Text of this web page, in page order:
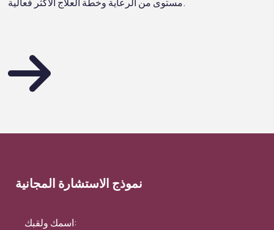
نموذج الاستشارة المجانية